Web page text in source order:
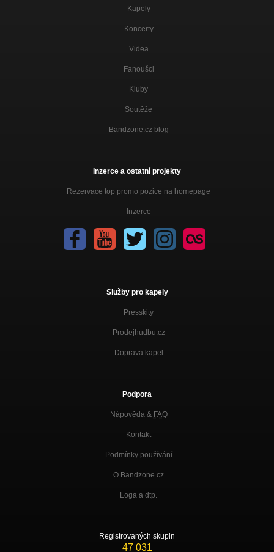
Kapely
Koncerty
Videa
Fanoušci
Kluby
Soutěže
Bandzone.cz blog
Inzerce a ostatní projekty
Rezervace top promo pozice na homepage
Inzerce
Služby pro kapely
Presskity
Prodejhudbu.cz
Doprava kapel
Podpora
Nápověda & FAQ
Kontakt
Podmínky používání
O Bandzone.cz
Loga a dtp.
Registrovaných skupin
47 031